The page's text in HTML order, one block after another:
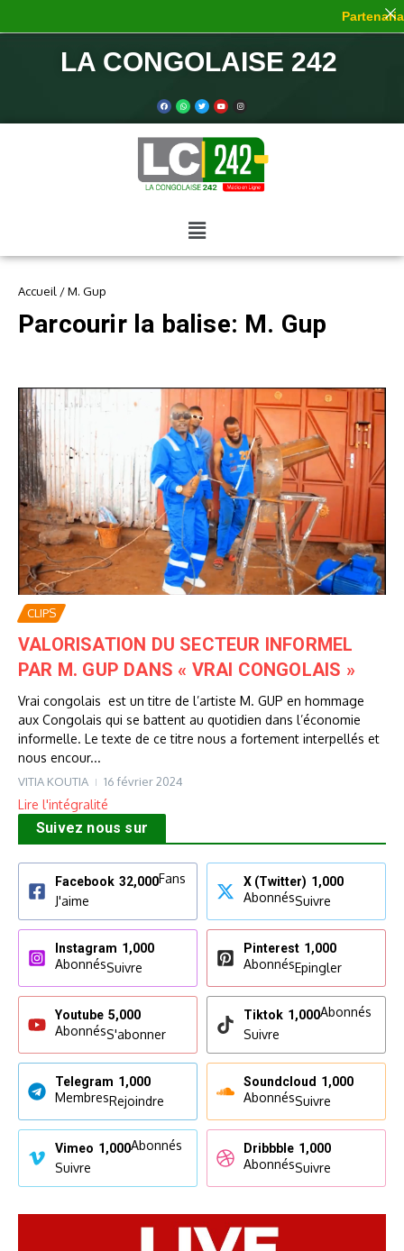
LA CONGOLAISE 242
Accueil /M. Gup
Parcourir la balise: M. Gup
CLIPS
VALORISATION DU SECTEUR INFORMEL
PAR M. GUP DANS « VRAI CONGOLAIS »
Vrai congolais est un titre de l’artiste M. GUP en hommage
aux Congolais qui se battent au quotidien dans l’économie
informelle. Le texte de ce titre nous a fortement interpellés et
nous encour...
VITIA KOUTIA 16 février 2024
Lire l'intégralité
Suivez nous sur
Facebook 32,000Fans
J'aime
X (Twitter) 1,000
AbonnésSuivre
Instagram 1,000
AbonnésSuivre
Pinterest 1,000
AbonnésEpingler
Youtube 5,000
AbonnésS'abonner
Tiktok 1,000Abonnés
Suivre
Telegram 1,000
MembresRejoindre
Soundcloud 1,000
AbonnésSuivre
Vimeo 1,000Abonnés
Suivre
Dribbble 1,000
AbonnésSuivre